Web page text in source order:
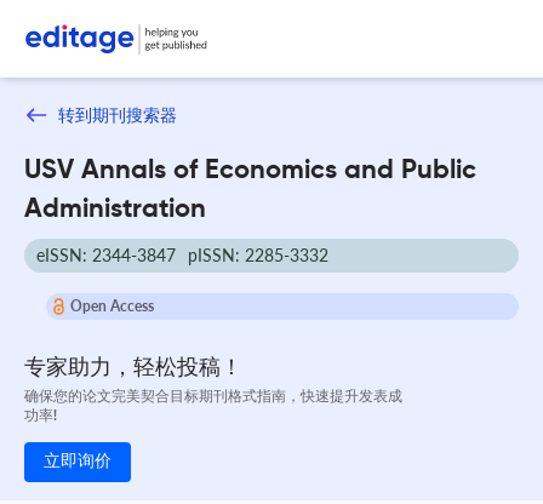
转到期刊搜索器
USV Annals of Economics and Public
Administration
eISSN: 2344-3847 pISSN: 2285-3332
Open Access
专家助力，轻松投稿！
确保您的论文完美契合目标期刊格式指南，快速提升发表成
功率!
立即询价